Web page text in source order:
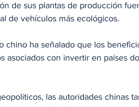
de sus plantas de producción
de vehículos más ecológicos.
chino ha señalado que los
asociados con invertir en países
las autoridades chinas